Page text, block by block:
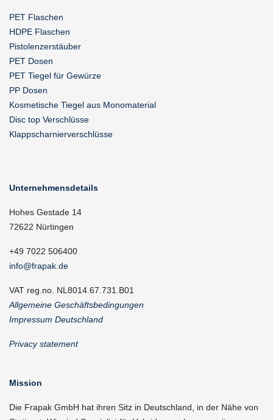
PET Flaschen
HDPE Flaschen
Pistolenzerstäuber
PET Dosen
PET Tiegel für Gewürze
PP Dosen
Kosmetische Tiegel aus Monomaterial
Disc top Verschlüsse
Klappscharnierverschlüsse
Unternehmensdetails
Hohes Gestade 14
72622 Nürtingen
+49 7022 506400
info@frapak.de
VAT reg.no. NL8014.67.731.B01
Allgemeine Geschäftsbedingungen
Impressum Deutschland
Privacy statement
Mission
Die Frapak GmbH hat ihren Sitz in Deutschland, in der Nähe von